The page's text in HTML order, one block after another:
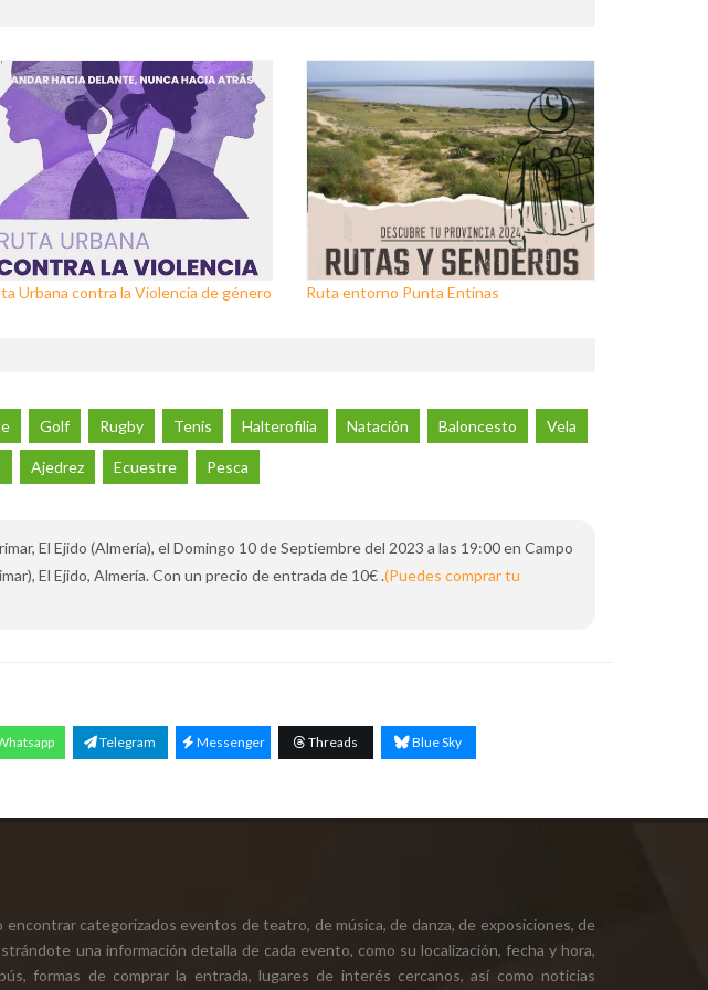
Urbana contra la Violencia de género Ruta entorno Punta Entinas
Golf Rugby Tenis Halterofilia Natación Baloncesto Vela
Ajedrez Ecuestre Pesca
El Ejido (Almería), el Domingo 10 de Septiembre del 2023 a las 19:00 en Campo
El Ejido, Almería. Con un precio de entrada de 10€ .(Puedes comprar tu
Telegram Messenger Threads Blue Sky
categorizados eventos de teatro, de música, de danza, de exposiciones, de
una información detalla de cada evento, como su localización, fecha y hora,
formas de comprar la entrada, lugares de interés cercanos, así como noticias